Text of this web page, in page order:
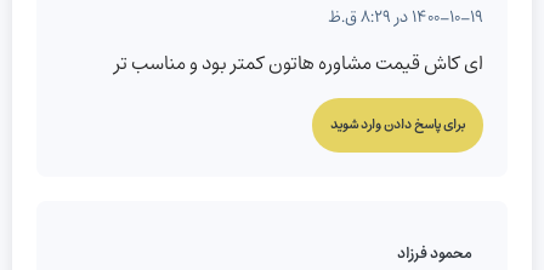
1400-10-19 در 8:29 ق.ظ
ای کاش قیمت مشاوره هاتون کمتر بود و مناسب تر
برای پاسخ دادن وارد شوید
محمود فرزاد